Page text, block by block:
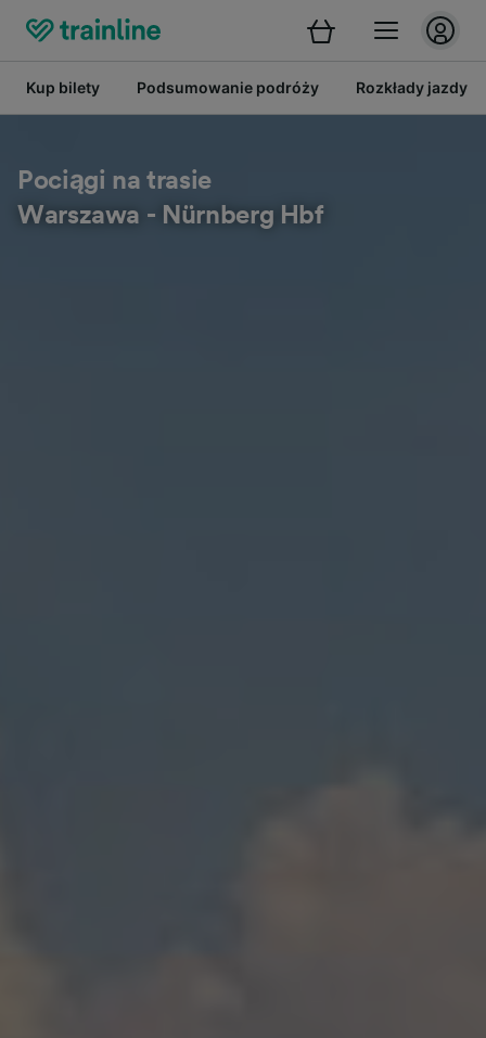
Kup bilety Podsumowanie podróży Rozkłady jazdy
Pociągi na trasie
Warszawa - Nürnberg Hbf